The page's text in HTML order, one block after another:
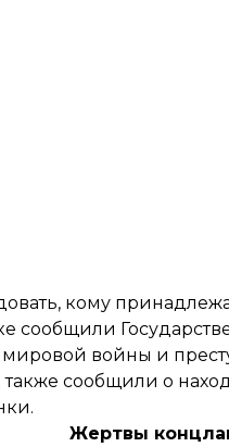
кому
войны и
сообщили о
Жертвы